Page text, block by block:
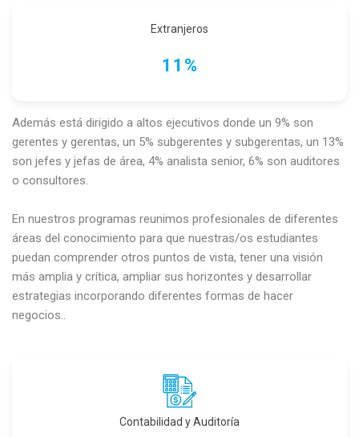
Extranjeros
11%
Además está dirigido a altos ejecutivos donde un 9% son
gerentes y gerentas, un 5% subgerentes y subgerentas, un 13%
son jefes y jefas de área, 4% analista senior, 6% son auditores
o consultores.
En nuestros programas reunimos profesionales de diferentes
áreas del conocimiento para que nuestras/os estudiantes
puedan comprender otros puntos de vista, tener una visión
más amplia y crítica, ampliar sus horizontes y desarrollar
estrategias incorporando diferentes formas de hacer
negocios..
Contabilidad y Auditoría